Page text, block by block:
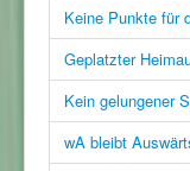
Keine Punkte für
Geplatzter
Kein gelungener
wA bleibt